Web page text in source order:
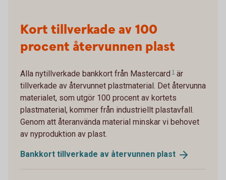
Kort tillverkade av 100
procent återvunnen plast
Alla nytillverkade bankkort från Mastercard 1 är
tillverkade av återvunnet plastmaterial. Det återvunna
materialet, som utgör 100 procent av kortets
plastmaterial, kommer från industriellt plastavfall.
Genom att återanvända material minskar vi behovet
av nyproduktion av plast.
Bankkort tillverkade av återvunnen plast